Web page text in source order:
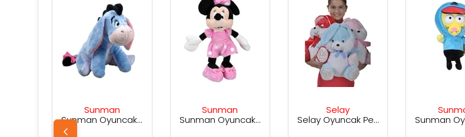
Sunman Oyuncak Eeyore Core Peluş 25 cm.
Sunman Oyuncak Minnie Core Peluş 25 cm
Selay Oyuncak Peluş Tavşan 40 Cm
Sunman Oyuncak Peluş Kral Şakir 25 cm